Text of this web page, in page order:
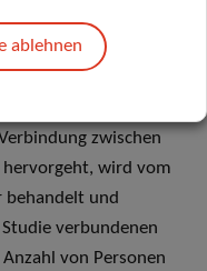
zu wissenschaftlichen
in keinem
zwischen
hervorgeht, wird vom
und
verbundenen
von Personen
ablehnen